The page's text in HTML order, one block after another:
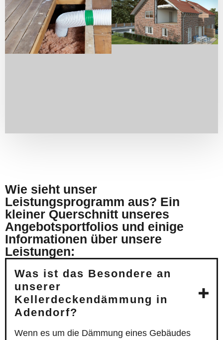
Wie sieht unser
Leistungsprogramm aus? Ein
kleiner Querschnitt unseres
Angebotsportfolios und einige
Informationen über unsere
Leistungen:
Was ist das Besondere an
unserer
Kellerdeckendämmung in
Adendorf?
Wenn es um die Dämmung eines Gebäudes